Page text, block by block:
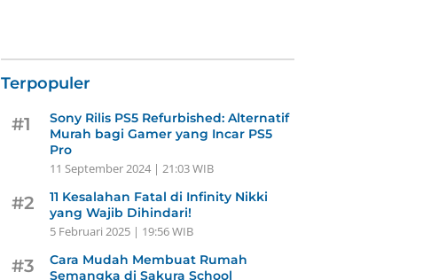
Terpopuler
#1
Sony Rilis PS5 Refurbished: Alternatif
Murah bagi Gamer yang Incar PS5
Pro
11 September 2024 | 21:03 WIB
#2
11 Kesalahan Fatal di Infinity Nikki
yang Wajib Dihindari!
5 Februari 2025 | 19:56 WIB
#3
Cara Mudah Membuat Rumah
Semangka di Sakura School